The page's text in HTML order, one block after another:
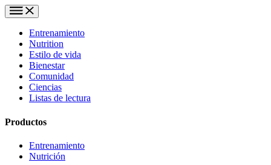
Entrenamiento
Nutrition
Estilo de vida
Bienestar
Comunidad
Ciencias
Listas de lectura
Productos
Entrenamiento
Nutrición